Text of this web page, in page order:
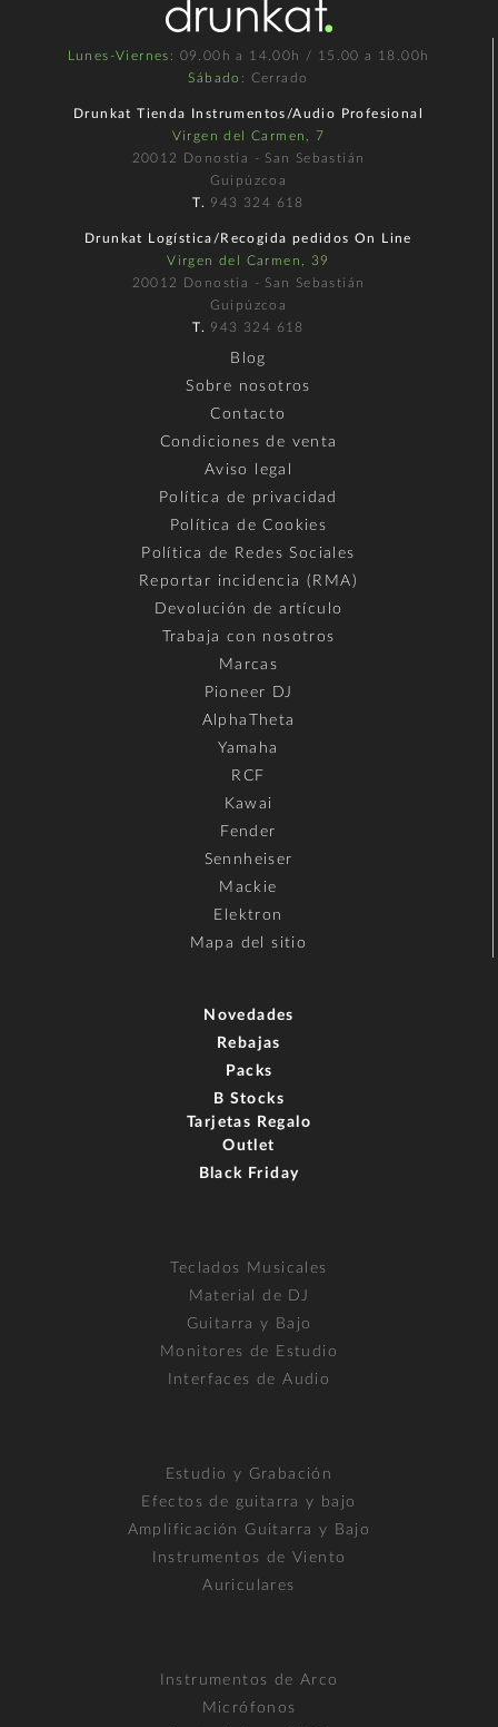
Lunes-Viernes : 09.00h a 14.00h / 15.00 a 18.00h
Sábado : Cerrado
Drunkat Tienda Instrumentos/Audio Profesional
Virgen del Carmen, 7
20012 Donostia - San Sebastián
Guipúzcoa
T. 943 324 618
Drunkat Logística/Recogida pedidos On Line
Virgen del Carmen, 39
20012 Donostia - San Sebastián
Guipúzcoa
T. 943 324 618
Blog
Sobre nosotros
Contacto
Condiciones de venta
Aviso legal
Política de privacidad
Política de Cookies
Política de Redes Sociales
Reportar incidencia (RMA)
Devolución de artículo
Trabaja con nosotros
Marcas
Pioneer DJ
AlphaTheta
Yamaha
RCF
Kawai
Fender
Sennheiser
Mackie
Elektron
Mapa del sitio
Novedades
Rebajas
Packs
B Stocks
Tarjetas Regalo
Outlet
Black Friday
Teclados Musicales
Material de DJ
Guitarra y Bajo
Monitores de Estudio
Interfaces de Audio
Estudio y Grabación
Efectos de guitarra y bajo
Amplificación Guitarra y Bajo
Instrumentos de Viento
Auriculares
Instrumentos de Arco
Micrófonos